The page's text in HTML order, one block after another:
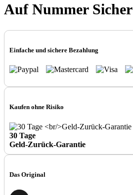
Auf Nummer Sicher
Einfache und sichere Bezahlung
Kaufen ohne Risiko
30 Tage
Geld-Zurück-Garantie
Das Original